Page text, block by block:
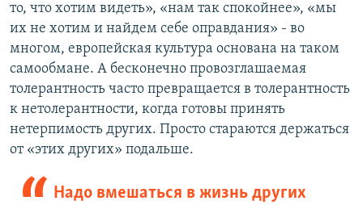
то, что хотим видеть», «нам так спокойнее», «мы
их не хотим и найдем себе оправдания» - во
многом, европейская культура основана на таком
самообмане. А бесконечно провозглашаемая
толерантность часто превращается в толерантность
к нетолерантности, когда готовы принять
нетерпимость других. Просто стараются держаться
от «этих других» подальше.
Надо вмешаться в жизнь других